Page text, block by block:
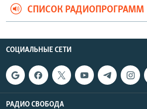
СПИСОК РАДИОПРОГРАММ
СОЦИАЛЬНЫЕ СЕТИ
РАДИО СВОБОДА